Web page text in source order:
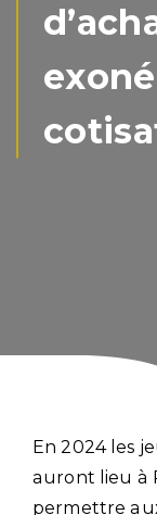
En 2024 les
auront lieu à
permettre